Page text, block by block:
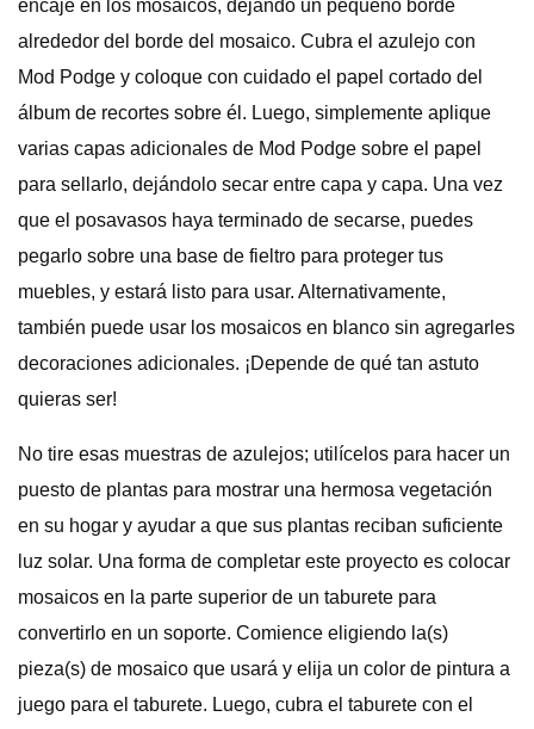
encaje en los mosaicos, dejando un pequeño borde
alrededor del borde del mosaico. Cubra el azulejo con
Mod Podge y coloque con cuidado el papel cortado del
álbum de recortes sobre él. Luego, simplemente aplique
varias capas adicionales de Mod Podge sobre el papel
para sellarlo, dejándolo secar entre capa y capa. Una vez
que el posavasos haya terminado de secarse, puedes
pegarlo sobre una base de fieltro para proteger tus
muebles, y estará listo para usar. Alternativamente,
también puede usar los mosaicos en blanco sin agregarles
decoraciones adicionales. ¡Depende de qué tan astuto
quieras ser!
No tire esas muestras de azulejos; utilícelos para hacer un
puesto de plantas para mostrar una hermosa vegetación
en su hogar y ayudar a que sus plantas reciban suficiente
luz solar. Una forma de completar este proyecto es colocar
mosaicos en la parte superior de un taburete para
convertirlo en un soporte. Comience eligiendo la(s)
pieza(s) de mosaico que usará y elija un color de pintura a
juego para el taburete. Luego, cubra el taburete con el